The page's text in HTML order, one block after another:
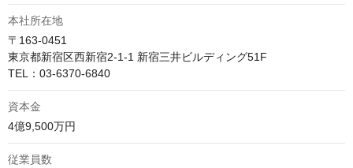
本社所在地
〒163-0451
東京都新宿区西新宿2-1-1 新宿三井ビルディング51F
TEL：03-6370-6840
資本金
4億9,500万円
従業員数